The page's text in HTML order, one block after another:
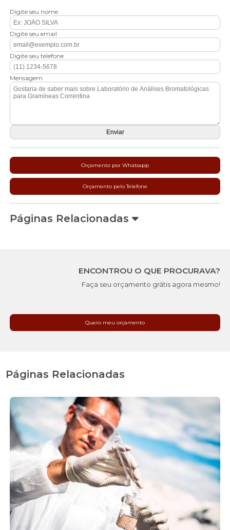
Digite seu nome
Digite seu email
Digite seu telefone
Mensagem
Orçamento por Whatsapp
Orçamento pelo Telefone
Páginas Relacionadas
ENCONTROU O QUE PROCURAVA?
Faça seu orçamento grátis agora mesmo!
Quero meu orçamento
Páginas Relacionadas